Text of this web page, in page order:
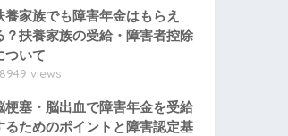
養家族でも障害年金はもらえ
？扶養家族の受給・障害者控除
ついて
views
梗塞・脳出血で障害年金を受給
るためのポイントと障害認定基